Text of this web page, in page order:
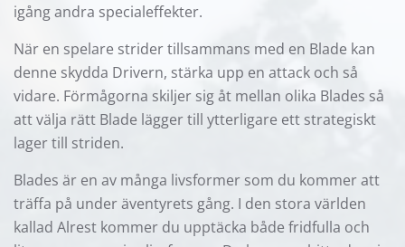
igång andra specialeffekter.
När en spelare strider tillsammans med en Blade kan
denne skydda Drivern, stärka upp en attack och så
vidare. Förmågorna skiljer sig åt mellan olika Blades så
att välja rätt Blade lägger till ytterligare ett strategiskt
lager till striden.
Blades är en av många livsformer som du kommer att
träffa på under äventyrets gång. I den stora världen
kallad Alrest kommer du upptäcka både fridfulla och